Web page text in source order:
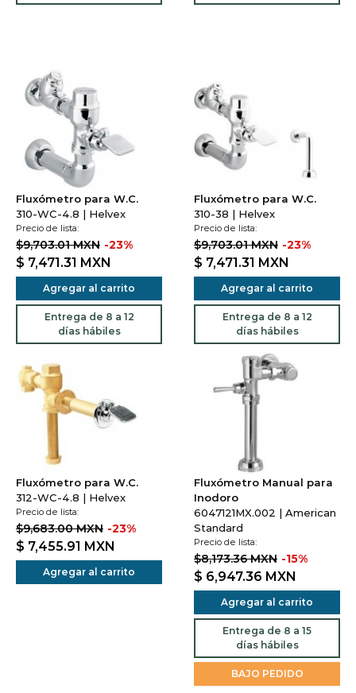
Fluxómetro para W.C.
310-WC-4.8 | Helvex
Precio de lista:
$9,703.01 MXN -23%
$ 7,471.31 MXN
Agregar al carrito
Entrega de 8 a 12
días hábiles
Fluxómetro para W.C.
310-38 | Helvex
Precio de lista:
$9,703.01 MXN -23%
$ 7,471.31 MXN
Agregar al carrito
Entrega de 8 a 12
días hábiles
Fluxómetro para W.C.
312-WC-4.8 | Helvex
Precio de lista:
$9,683.00 MXN -23%
$ 7,455.91 MXN
Agregar al carrito
Fluxómetro Manual para
Inodoro
6047121MX.002 | American
Standard
Precio de lista:
$8,173.36 MXN -15%
$ 6,947.36 MXN
Agregar al carrito
Entrega de 8 a 15
días hábiles
BAJO PEDIDO